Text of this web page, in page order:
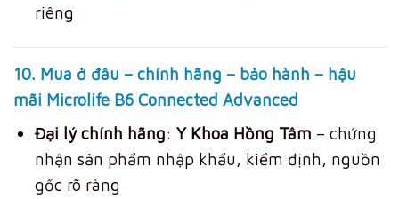
riêng
10. Mua ở đâu – chính hãng – bảo hành – hậu
mãi Microlife B6 Connected Advanced
Đại lý chính hãng:Y Khoa Hồng Tâm – chứng
nhận sản phẩm nhập khẩu, kiểm định, nguồn
gốc rõ ràng